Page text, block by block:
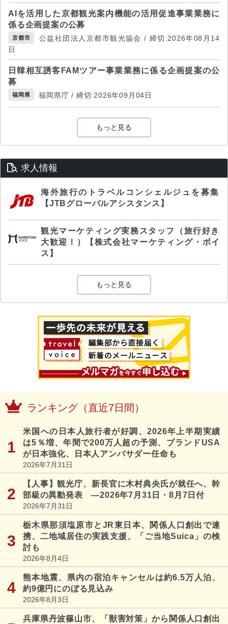
AIを活用した京都観光案内機能の活用促進事業業務に
係る企画提案の公募
京都市
公益社団法人京都市観光協会 / 締切:2026年08月14
日
日韓相互誘客FAMツアー事業業務に係る企画提案の公
募
福岡県 福岡県庁 / 締切:2026年09月04日
もっと見る
求人情報
海外旅行のトラベルコンシェルジュを募集
【JTBグローバルアシスタンス】
観光マーケティング実務スタッフ（旅行好き
大歓迎！）【株式会社マーケティング・ボイ
ス】
もっと見る
ランキング（直近7日間）
米国への日本人旅行者が好調、2026年上半期実績
は5％増、年間で200万人超の予測、ブランドUSA
が日本強化、日本人アンバサダー任命も
2026年7月31日
【人事】観光庁、新長官に木村典央氏が就任へ、幹
部級の異動発表 ―2026年7月31日・8月7日付
2026年7月31日
栃木県那須塩原市とJR東日本、関係人口創出で連
携、二地域居住の実践支援、「ご当地Suica」の検
討も
2026年8月4日
熊本地震、県内の宿泊キャンセルは約6.5万人泊、
約9億円にのぼる見込み
2026年8月3日
兵庫県丹波篠山市、「獣害対策」から関係人口創出